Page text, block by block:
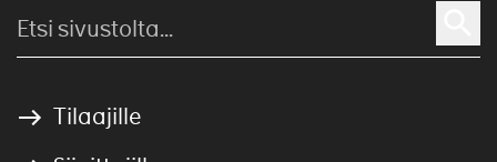
Tilaajille